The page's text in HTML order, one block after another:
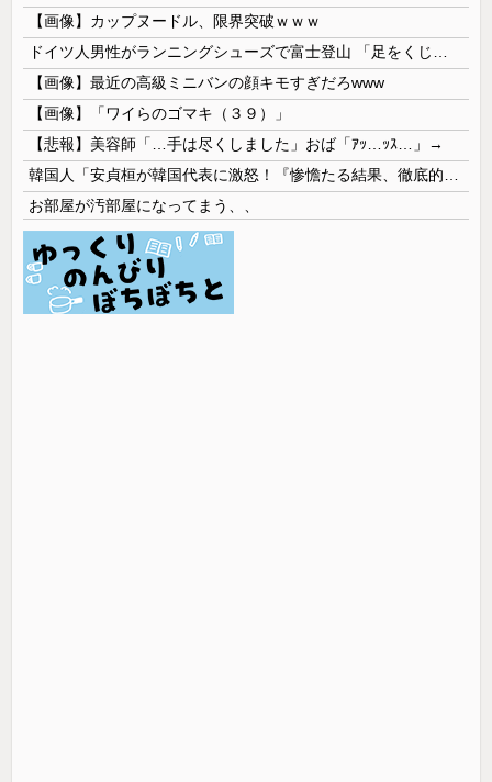
【画像】カップヌードル、限界突破ｗｗｗ
【画像】最近の高級ミニバンの顔キモすぎだろwww
【画像】「ワイらのゴマキ（３９）」
【悲報】美容師「…手は尽くしました」おば「ｱｯ…ｯｽ…」→
お部屋が汚部屋になってまう、、